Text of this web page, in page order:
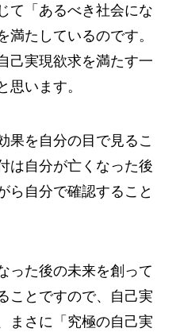
て「あるべき社会にな
満たしているのです。
己実現欲求を満たす一
思います。
果を自分の目で見るこ
は自分が亡くなった後
ら自分で確認すること
った後の未来を創って
ことですので、自己実
まさに「究極の自己実